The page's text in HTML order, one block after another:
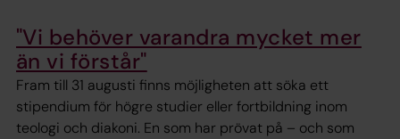
"Vi behöver varandra mycket mer
än vi förstår"
Fram till 31 augusti finns möjligheten att söka ett
stipendium för högre studier eller fortbildning inom
teologi och diakoni. En som har prövat på – och som